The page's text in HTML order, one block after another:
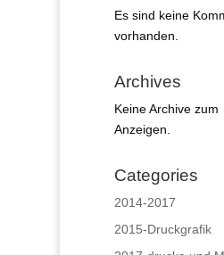
Es sind keine
vorhanden.
Archives
Keine Archive zum
Anzeigen.
Categories
2014-2017
2015-Druckgrafik